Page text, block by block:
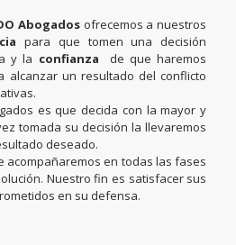
Abogados ofrecemos a nuestros
para que tomen una decisión
y la confianza de que haremos
alcanzar un resultado del conflicto
es que decida con la mayor y
tomada su decisión la llevaremos
deseado.
acompañaremos en todas las fases
Nuestro fin es satisfacer sus
en su defensa.